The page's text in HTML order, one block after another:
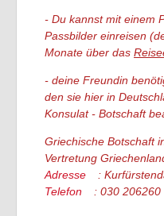
- Du kannst mit einem
Passbilder einreisen
Monate über das
- deine Freundin
den sie hier in
Konsulat - Botschaft
Griechische Botschaft
Vertretung
Adresse
:
Telefon
: 030 206260